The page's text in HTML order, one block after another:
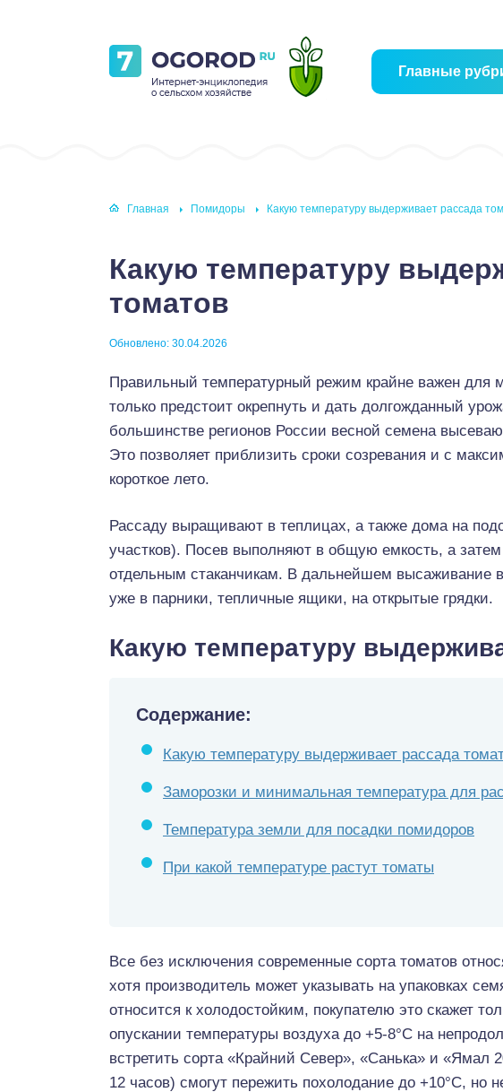
Главные
Главная Помидоры Какую температуру выдерживает рассада
Какую температуру
томатов
Обновлено: 30.04.2026
Правильный температурный режим крайне важен для
только предстоит окрепнуть и дать долгожданный
большинстве регионов России весной семена
Это позволяет приблизить сроки созревания и с
короткое лето.
Рассаду выращивают в теплицах, а также дома на
участков). Посев выполняют в общую емкость, а затем
отдельным стаканчикам. В дальнейшем высаживание
уже в парники, тепличные ящики, на открытые грядки.
Какую температуру
Содержание:
Какую температуру выдерживает рассада
Заморозки и минимальная температура для
Температура земли для посадки помидоров
При какой температуре растут томаты
Все без исключения современные сорта томатов
хотя производитель может указывать на упаковках
относится к холодостойким, покупателю это скажет
опускании температуры воздуха до +5-8°С на
встретить сорта «Крайний Север», «Санька» и «Ямал
12 часов) смогут пережить похолодание до +10°С, но